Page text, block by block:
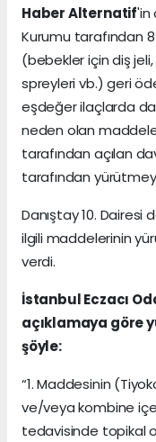
Haber Alternatif'in
Kurumu tarafından 8
(bebekler için diş
spreyleri vb.) geri
eşdeğer ilaçlarda
neden olan
tarafından açılan
tarafından
Danıştay 10.
ilgili maddelerinin
verdi.
İstanbul Eczacı
açıklamaya göre
şöyle:
“1. Maddesinin
ve/veya kombine
tedavisinde topikal